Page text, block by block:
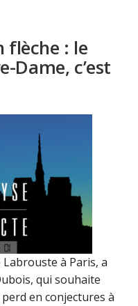
flèche : le
c’est
à Paris, a
qui souhaite
en conjectures à